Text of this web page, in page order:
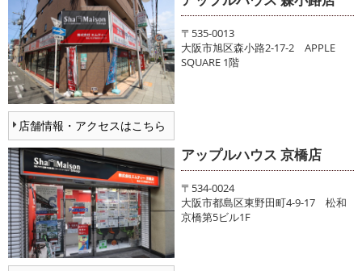
店舗情報・アクセスはこちら
〒535-0013
大阪市旭区森小路2-17-2 APPLE
SQUARE 1階
アップルハウス 京橋店
〒534-0024
大阪市都島区東野田町4-9-17 松和
京橋第5ビル1F